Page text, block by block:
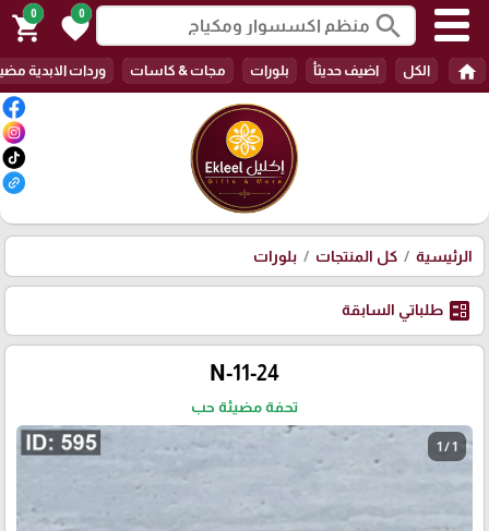
search
0
favorite
0
shopping_cart
home الكل اضيف حديثأ بلورات مجات & كاسات وردات الابدية
الرئيسية كل المنتجات بلورات
ballot طلباتي السابقة
N-11-24
تحفة مضيئة حب
1 / 1